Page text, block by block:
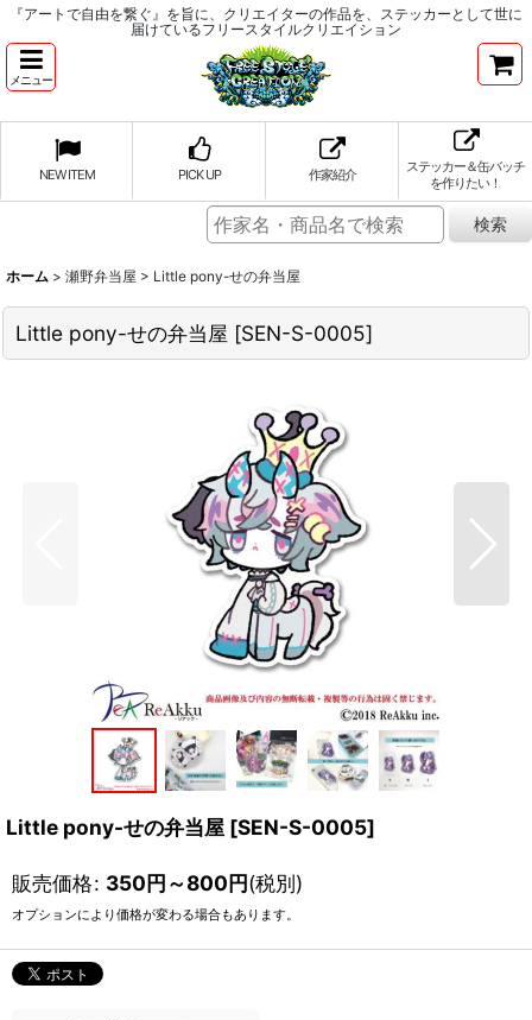
『アートで自由を繋ぐ』を旨に、クリエイターの作品を、ステッカーとして世に
届けているフリースタイルクリエイション
メニュー
NEW ITEM PICK UP 作家紹介
ステッカー＆缶バッチ
を作りたい！
ホーム > 瀬野弁当屋 > Little pony-せの弁当屋
Little pony-せの弁当屋 [SEN-S-0005]
Little pony-せの弁当屋 [SEN-S-0005]
販売価格: 350円～800円(税別)
オプションにより価格が変わる場合もあります。